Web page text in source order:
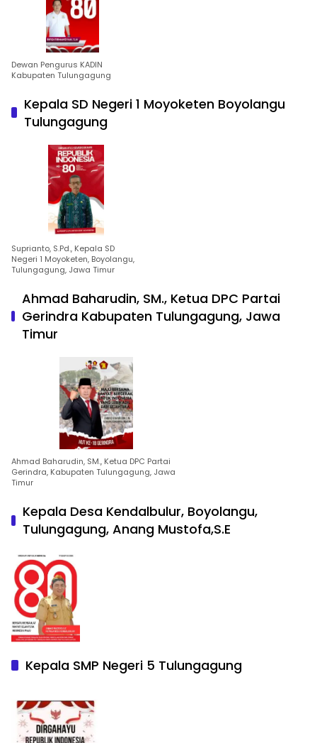
Dewan Pengurus KADIN
Kabupaten Tulungagung
Kepala SD Negeri 1 Moyoketen Boyolangu
Tulungagung
Suprianto, S.Pd., Kepala SD
Negeri 1 Moyoketen, Boyolangu,
Tulungagung, Jawa Timur
Ahmad Baharudin, SM., Ketua DPC Partai
Gerindra Kabupaten Tulungagung, Jawa
Timur
Ahmad Baharudin, SM., Ketua DPC Partai
Gerindra, Kabupaten Tulungagung, Jawa
Timur
Kepala Desa Kendalbulur, Boyolangu,
Tulungagung, Anang Mustofa,S.E
Kepala SMP Negeri 5 Tulungagung